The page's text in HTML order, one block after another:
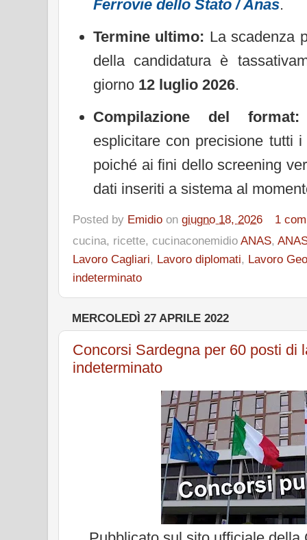
Ferrovie dello Stato / Anas.
Termine ultimo: La scadenza
della candidatura è
giorno 12 luglio 2026.
Compilazione del format:
esplicitare con precisione tutti
poiché ai fini dello screening
dati inseriti a sistema al
Posted by Emidio on giugno 18, 2026
1
cucina, ricette, cucinaconemidio ANAS,
Lavoro Cagliari, Lavoro diplomati, Lavoro
indeterminato
MERCOLEDÌ 27 APRILE 2022
Concorsi Sardegna per 60 posti di
indeterminato